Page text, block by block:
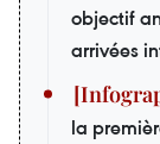
objectif
arrivées
la